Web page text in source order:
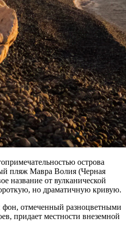
острова
пляж Мавра Волия (Черная
название от вулканической
но драматичную кривую.
фон, отмеченный разноцветными
придает местности внеземной